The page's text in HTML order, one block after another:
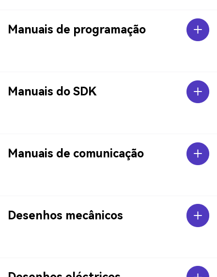
Manuais de programação
Manuais do SDK
Manuais de comunicação
Desenhos mecânicos